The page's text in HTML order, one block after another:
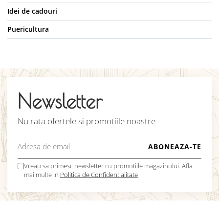
Idei de cadouri
Puericultura
Newsletter
Nu rata ofertele si promotiile noastre
Vreau sa primesc newsletter cu promotiile magazinului. Afla
mai multe in Politica de Confidentialitate